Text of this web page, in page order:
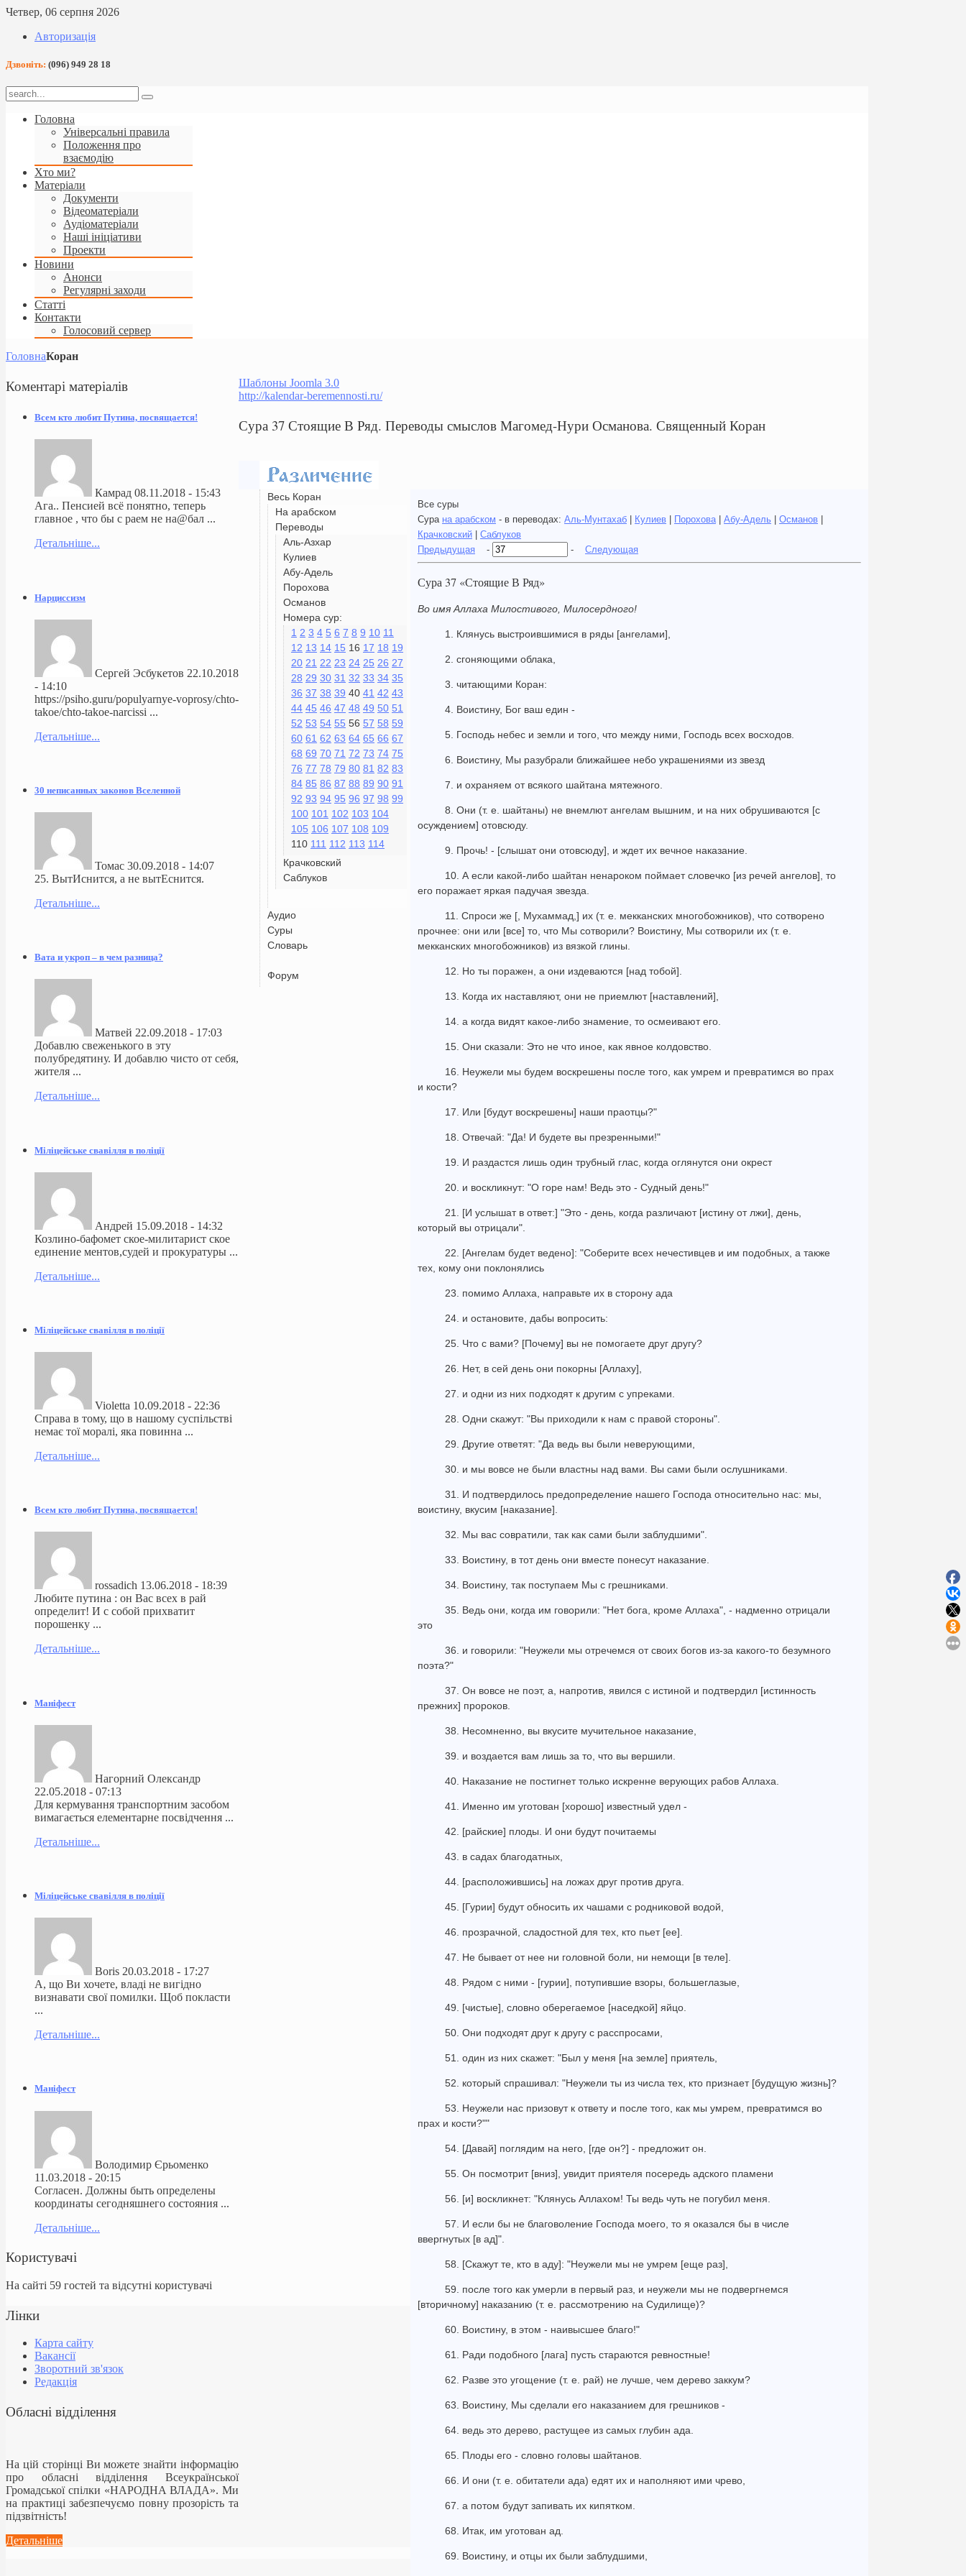
Четвер, 06 серпня 2026
Авторизація
Дзвоніть: (096) 949 28 18
Головна
Універсальні правила
Положення про
взаємодію
Хто ми?
Матеріали
Документи
Відеоматеріали
Аудіоматеріали
Наші ініціативи
Проекти
Новини
Анонси
Регулярні заходи
Статті
Контакти
Голосовий сервер
ГоловнаКоран
Шаблоны Joomla 3.0
http://kalendar-beremennosti.ru/
Сура 37 Стоящие В Ряд. Переводы смыслов Магомед-Нури Османова. Священный Коран
Весь Коран
На арабском
Переводы
Аль-Азхар
Кулиев
Абу-Адель
Порохова
Османов
Номера сур:
1 2 3 4 5 6 7 8 9 10 11
12 13 14 15 16 17 18 19
20 21 22 23 24 25 26 27
28 29 30 31 32 33 34 35
36 37 38 39 40 41 42 43
44 45 46 47 48 49 50 51
52 53 54 55 56 57 58 59
60 61 62 63 64 65 66 67
68 69 70 71 72 73 74 75
76 77 78 79 80 81 82 83
84 85 86 87 88 89 90 91
92 93 94 95 96 97 98 99
100 101 102 103 104
105 106 107 108 109
110 111 112 113 114
Крачковский
Саблуков
Аудио
Суры
Словарь
Форум
Все суры
Сура на арабском - в переводах: Аль-Мунтахаб | Кулиев | Порохова | Абу-Адель | Османов |
Крачковский | Саблуков
Предыдущая - - Следующая
Сура 37 «Стоящие В Ряд»
Во имя Аллаха Милостивого, Милосердного!
1. Клянусь выстроившимися в ряды [ангелами],
2. сгоняющими облака,
3. читающими Коран:
4. Воистину, Бог ваш един -
5. Господь небес и земли и того, что между ними, Господь всех восходов.
6. Воистину, Мы разубрали ближайшее небо украшениями из звезд
7. и охраняем от всякого шайтана мятежного.
8. Они (т. е. шайтаны) не внемлют ангелам вышним, и на них обрушиваются [с
осуждением] отовсюду.
9. Прочь! - [слышат они отовсюду], и ждет их вечное наказание.
10. А если какой-либо шайтан ненароком поймает словечко [из речей ангелов], то
его поражает яркая падучая звезда.
11. Спроси же [, Мухаммад,] их (т. е. мекканских многобожников), что сотворено
прочнее: они или [все] то, что Мы сотворили? Воистину, Мы сотворили их (т. е.
мекканских многобожников) из вязкой глины.
12. Но ты поражен, а они издеваются [над тобой].
13. Когда их наставляют, они не приемлют [наставлений],
14. а когда видят какое-либо знамение, то осмеивают его.
15. Они сказали: Это не что иное, как явное колдовство.
16. Неужели мы будем воскрешены после того, как умрем и превратимся во прах
и кости?
17. Или [будут воскрешены] наши праотцы?"
18. Отвечай: "Да! И будете вы презренными!"
19. И раздастся лишь один трубный глас, когда оглянутся они окрест
20. и воскликнут: "О горе нам! Ведь это - Судный день!"
21. [И услышат в ответ:] "Это - день, когда различают [истину от лжи], день,
который вы отрицали".
22. [Ангелам будет ведено]: "Соберите всех нечестивцев и им подобных, а также
тех, кому они поклонялись
23. помимо Аллаха, направьте их в сторону ада
24. и остановите, дабы вопросить:
25. Что с вами? [Почему] вы не помогаете друг другу?
26. Нет, в сей день они покорны [Аллаху],
27. и одни из них подходят к другим с упреками.
28. Одни скажут: "Вы приходили к нам с правой стороны".
29. Другие ответят: "Да ведь вы были неверующими,
30. и мы вовсе не были властны над вами. Вы сами были ослушниками.
31. И подтвердилось предопределение нашего Господа относительно нас: мы,
воистину, вкусим [наказание].
32. Мы вас совратили, так как сами были заблудшими".
33. Воистину, в тот день они вместе понесут наказание.
34. Воистину, так поступаем Мы с грешниками.
35. Ведь они, когда им говорили: "Нет бога, кроме Аллаха", - надменно отрицали
это
36. и говорили: "Неужели мы отречемся от своих богов из-за какого-то безумного
поэта?"
37. Он вовсе не поэт, а, напротив, явился с истиной и подтвердил [истинность
прежних] пророков.
38. Несомненно, вы вкусите мучительное наказание,
39. и воздается вам лишь за то, что вы вершили.
40. Наказание не постигнет только искренне верующих рабов Аллаха.
41. Именно им уготован [хорошо] известный удел -
42. [райские] плоды. И они будут почитаемы
43. в садах благодатных,
44. [расположившись] на ложах друг против друга.
45. [Гурии] будут обносить их чашами с родниковой водой,
46. прозрачной, сладостной для тех, кто пьет [ее].
47. Не бывает от нее ни головной боли, ни немощи [в теле].
48. Рядом с ними - [гурии], потупившие взоры, большеглазые,
49. [чистые], словно оберегаемое [наседкой] яйцо.
50. Они подходят друг к другу с расспросами,
51. один из них скажет: "Был у меня [на земле] приятель,
52. который спрашивал: "Неужели ты из числа тех, кто признает [будущую жизнь]?
53. Неужели нас призовут к ответу и после того, как мы умрем, превратимся во
прах и кости?""
54. [Давай] поглядим на него, [где он?] - предложит он.
55. Он посмотрит [вниз], увидит приятеля посередь адского пламени
56. [и] воскликнет: "Клянусь Аллахом! Ты ведь чуть не погубил меня.
57. И если бы не благоволение Господа моего, то я оказался бы в числе
ввергнутых [в ад]".
58. [Скажут те, кто в аду]: "Неужели мы не умрем [еще раз],
59. после того как умерли в первый раз, и неужели мы не подвергнемся
[вторичному] наказанию (т. е. рассмотрению на Судилище)?
60. Воистину, в этом - наивысшее благо!"
61. Ради подобного [лага] пусть стараются ревностные!
62. Разве это угощение (т. е. рай) не лучше, чем дерево заккум?
63. Воистину, Мы сделали его наказанием для грешников -
64. ведь это дерево, растущее из самых глубин ада.
65. Плоды его - словно головы шайтанов.
66. И они (т. е. обитатели ада) едят их и наполняют ими чрево,
67. а потом будут запивать их кипятком.
68. Итак, им уготован ад.
69. Воистину, и отцы их были заблудшими,
Коментарі матеріалів
Всем кто любит Путина, посвящается!
Камрад 08.11.2018 - 15:43
Ага.. Пенсией всё понятно, теперь
главное , что бы с раем не на@бал ...
Детальніше...
Нарциссизм
Сергей Эсбукетов 22.10.2018
- 14:10
https://psiho.guru/populyarnye-voprosy/chto-
takoe/chto-takoe-narcissi ...
Детальніше...
30 неписанных законов Вселенной
Томас 30.09.2018 - 14:07
25. ВытИснится, а не вытЕснится.
Детальніше...
Вата и укроп – в чем разница?
Матвей 22.09.2018 - 17:03
Добавлю свеженького в эту
полубредятину. И добавлю чисто от себя,
жителя ...
Детальніше...
Міліцейське свавілля в поліції
Андрей 15.09.2018 - 14:32
Козлино-бафомет ское-милитарист ское
единение ментов,судей и прокуратуры ...
Детальніше...
Міліцейське свавілля в поліції
Violetta 10.09.2018 - 22:36
Справа в тому, що в нашому суспільстві
немає тої моралі, яка повинна ...
Детальніше...
Всем кто любит Путина, посвящается!
rossadich 13.06.2018 - 18:39
Любите путина : он Вас всех в рай
определит! И с собой прихватит
порошенку ...
Детальніше...
Маніфест
Нагорний Олександр
22.05.2018 - 07:13
Для кермування транспортним засобом
вимагається елементарне посвідчення ...
Детальніше...
Міліцейське свавілля в поліції
Boris 20.03.2018 - 17:27
А, що Ви хочете, владі не вигідно
визнавати свої помилки. Щоб покласти
...
Детальніше...
Маніфест
Володимир Єрьоменко
11.03.2018 - 20:15
Согласен. Должны быть определены
координаты сегодняшнего состояния ...
Детальніше...
Користувачі
На сайті 59 гостей та відсутні користувачі
Лінки
Карта сайту
Вакансії
Зворотний зв'язок
Редакція
Обласні відділення
На цій сторінці Ви можете знайти інформацію
про обласні відділення Всеукраїнської
Громадської спілки «НАРОДНА ВЛАДА». Ми
на практиці забезпечуємо повну прозорість та
підзвітність!
Детальніше